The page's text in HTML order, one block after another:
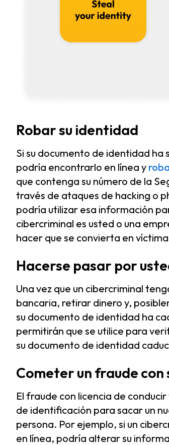
Robar su identidad
Si su documento de identidad ha
podría encontrarlo en línea y
que contenga su número de la
través de ataques de hacking o
podría utilizar esa información
cibercriminal es usted o una
hacer que se convierta en
Hacerse pasar por
Una vez que un cibercriminal
bancaria, retirar dinero y,
su documento de identidad ha
permitirán que se utilice para
su documento de identidad
Cometer un fraude con
El fraude con licencia de
de identificación para sacar un
persona. Por ejemplo, si un
en línea, podría alterar su